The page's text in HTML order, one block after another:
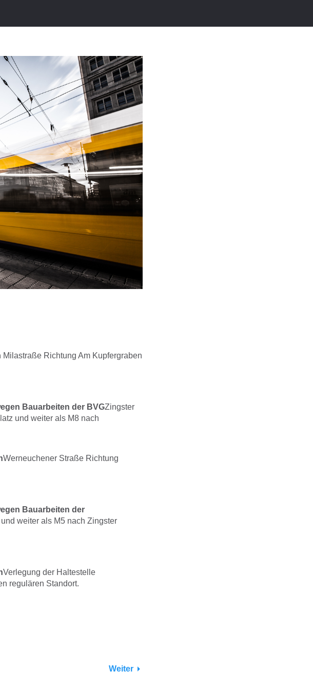
Milastraße Richtung Am Kupfergraben
Bauarbeiten der BVGZingster
und weiter als M8 nach
Werneuchener Straße Richtung
Bauarbeiten der
weiter als M5 nach Zingster
Verlegung der Haltestelle
regulären Standort.
Weiter